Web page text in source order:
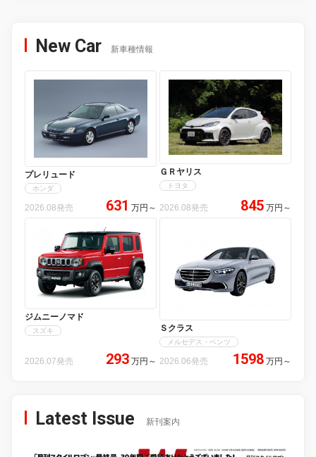
New Car 新車種情報
プレリュード
ホンダ
2026.08発売 631 万円 ～
ＧＲヤリス
トヨタ
2026.08発売 845 万円 ～
ジムニーノマド
スズキ
2026.07発売 293 万円 ～
Ｓクラス
メルセデス・ベンツ
2026.06発売 1598 万円 ～
Latest Issue 新刊案内